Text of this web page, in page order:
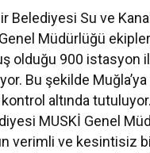
Belediyesi Su ve
Müdürlüğü
olduğu 900 istasyon
Bu şekilde
kontrol altında
MUSKİ Genel
verimli ve kesintisiz